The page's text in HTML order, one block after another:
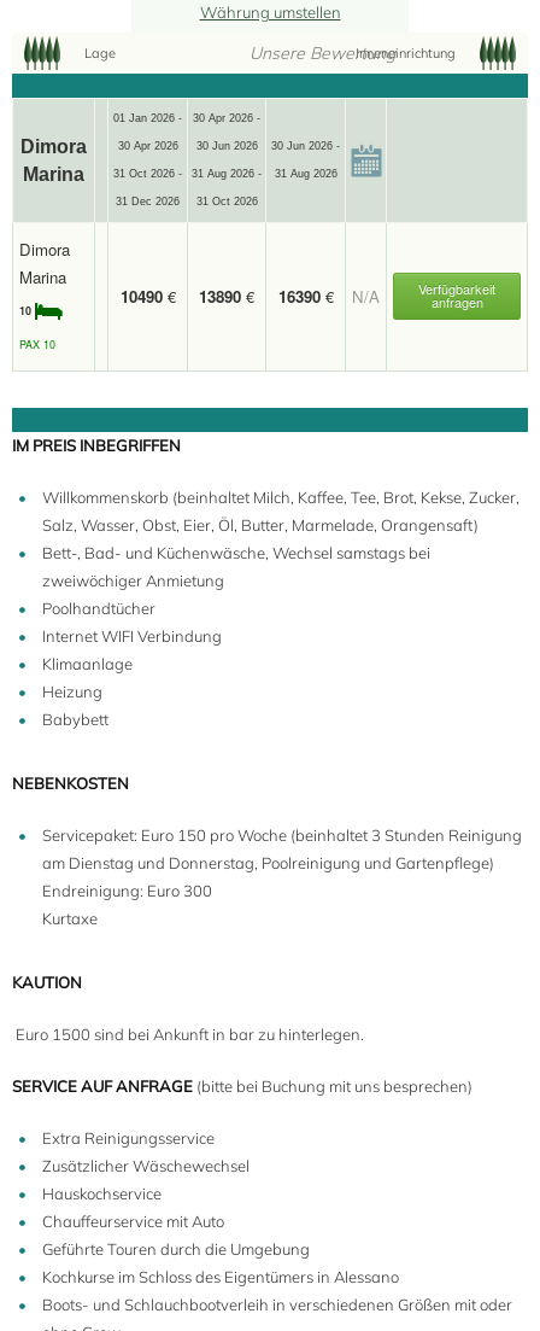
10
Währung umstellen
Lage Unsere BewertungInneneinrichtung
Dimora
Marina
01 Jan 2026 -
30 Apr 2026
31 Oct 2026 -
31 Dec 2026
30 Apr 2026 -
30 Jun 2026
31 Aug 2026 -
31 Oct 2026
30 Jun 2026 -
31 Aug 2026
Dimora
Marina
10
PAX 10
10490 € 13890 € 16390 € N/A Verfügbarkeit
anfragen
IM PREIS INBEGRIFFEN
Willkommenskorb (beinhaltet Milch, Kaffee, Tee, Brot, Kekse, Zucker,
Salz, Wasser, Obst, Eier, Öl, Butter, Marmelade, Orangensaft)
Bett-, Bad- und Küchenwäsche, Wechsel samstags bei
zweiwöchiger Anmietung
Poolhandtücher
Internet WIFI Verbindung
Klimaanlage
Heizung
Babybett
NEBENKOSTEN
Servicepaket: Euro 150 pro Woche (beinhaltet 3 Stunden Reinigung
am Dienstag und Donnerstag, Poolreinigung und Gartenpflege)
Endreinigung: Euro 300
Kurtaxe
KAUTION
Euro 1500 sind bei Ankunft in bar zu hinterlegen.
SERVICE AUF ANFRAGE (bitte bei Buchung mit uns besprechen)
Extra Reinigungsservice
Zusätzlicher Wäschewechsel
Hauskochservice
Chauffeurservice mit Auto
Geführte Touren durch die Umgebung
Kochkurse im Schloss des Eigentümers in Alessano
Boots- und Schlauchbootverleih in verschiedenen Größen mit oder